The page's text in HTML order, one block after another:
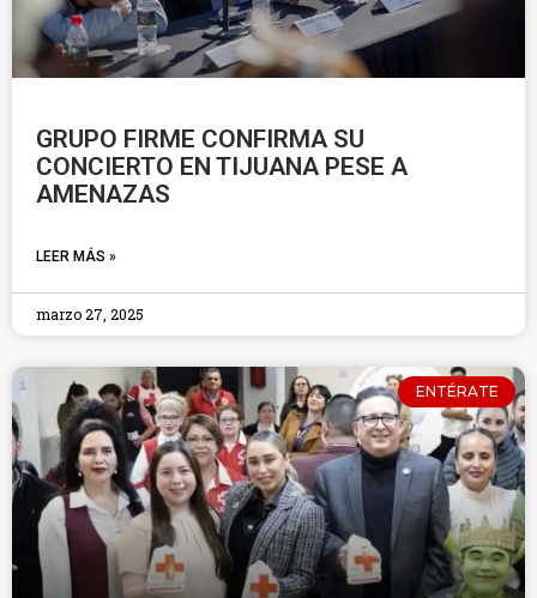
GRUPO FIRME CONFIRMA SU
CONCIERTO EN TIJUANA PESE A
AMENAZAS
LEER MÁS »
marzo 27, 2025
ENTÉRATE